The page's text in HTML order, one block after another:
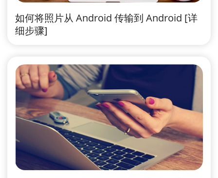
如何将照片从 Android 传输到 Android [详
细步骤]